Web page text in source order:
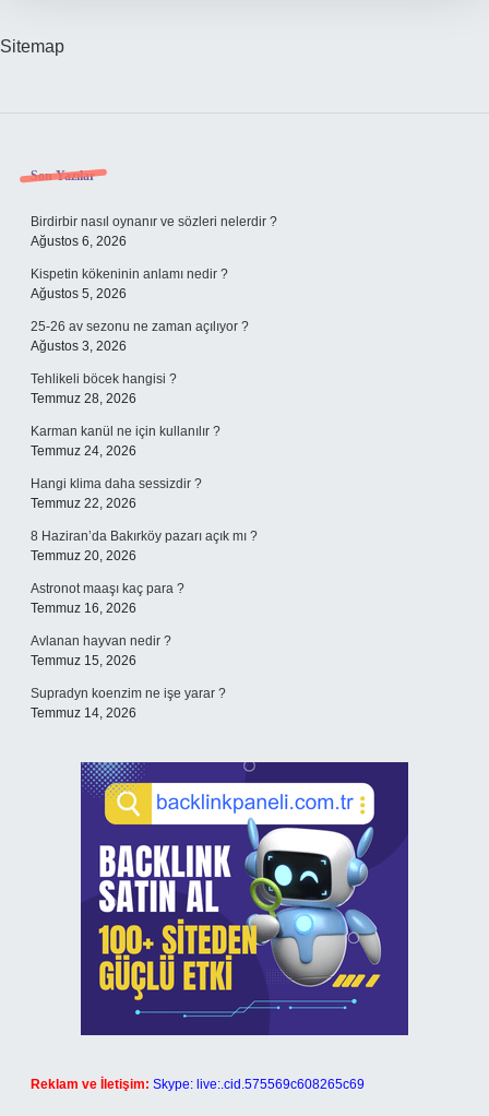
Sitemap
Sidebar
Son Yazılar
Birdirbir nasıl oynanır ve sözleri nelerdir ?
Ağustos 6, 2026
Kispetin kökeninin anlamı nedir ?
Ağustos 5, 2026
25-26 av sezonu ne zaman açılıyor ?
Ağustos 3, 2026
Tehlikeli böcek hangisi ?
Temmuz 28, 2026
Karman kanül ne için kullanılır ?
Temmuz 24, 2026
Hangi klima daha sessizdir ?
Temmuz 22, 2026
8 Haziran’da Bakırköy pazarı açık mı ?
Temmuz 20, 2026
Astronot maaşı kaç para ?
Temmuz 16, 2026
Avlanan hayvan nedir ?
Temmuz 15, 2026
Supradyn koenzim ne işe yarar ?
Temmuz 14, 2026
Reklam ve İletişim: Skype: live:.cid.575569c608265c69